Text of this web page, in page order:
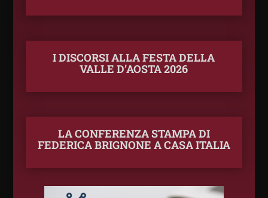
I DISCORSI ALLA FESTA DELLA
VALLE D’AOSTA 2026
LA CONFERENZA STAMPA DI
FEDERICA BRIGNONE A CASA ITALIA